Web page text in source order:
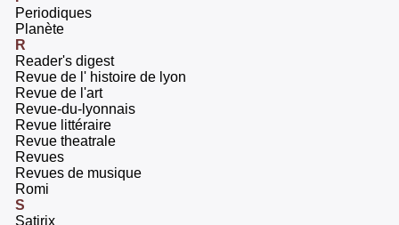
‎Periodiques‎
‎Planète‎
R
‎Reader's digest‎
‎Revue de l' histoire de lyon ‎
‎Revue de l'art‎
‎Revue-du-lyonnais‎
‎Revue littéraire‎
‎Revue theatrale‎
‎Revues‎
‎Revues de musique‎
‎Romi‎
S
‎Satirix‎